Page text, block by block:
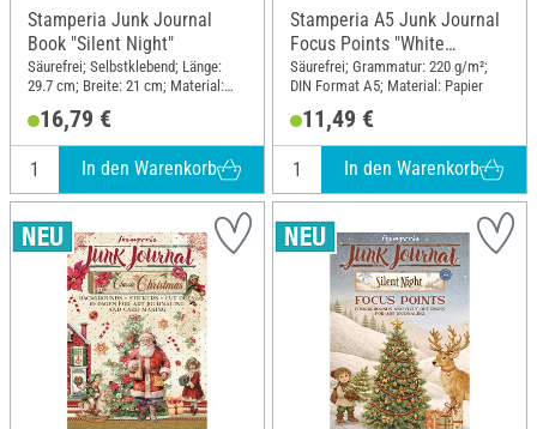
Stamperia Junk Journal
Book "Silent Night"
Säurefrei; Selbstklebend; Länge:
29.7 cm; Breite: 21 cm; Material:
16,79 €
In den Warenkorb
Stamperia A5 Junk Journal
Focus Points "White
Christmas"
Säurefrei; Grammatur: 220 g/m²;
DIN Format A5; Material: Papier
11,49 €
In den Warenkorb